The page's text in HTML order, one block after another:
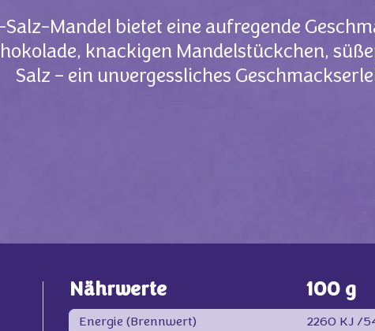
Mandel bietet eine aufregende
knackigen Mandelstückchen,
Salz – ein unvergessliches
Nährwerte 100 g
Energie (Brennwert) 2260 KJ /